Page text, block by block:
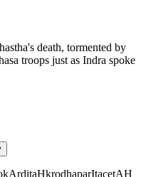
death, tormented by
troops just as Indra spoke